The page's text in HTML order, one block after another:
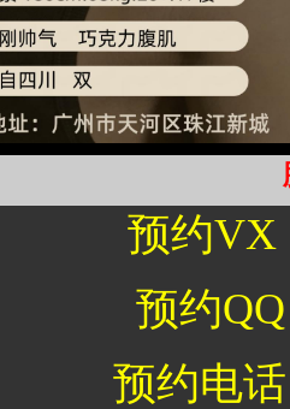
预约VX
预约
预约电